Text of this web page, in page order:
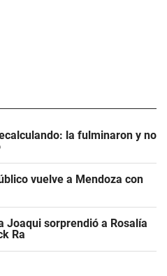
la fulminaron y no
vuelve a Mendoza con
Joaqui sorprendió a Rosalía
Ra